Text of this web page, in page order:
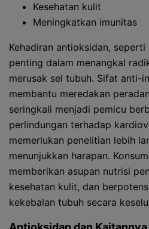
Kesehatan kulit
Meningkatkan imunitas
Kehadiran antioksidan,
penting dalam menangkal
merusak sel tubuh. Sifat anti-
membantu meredakan
seringkali menjadi pemicu
perlindungan terhadap
memerlukan penelitian lebih
menunjukkan harapan.
memberikan asupan nutrisi
kesehatan kulit, dan
kekebalan tubuh secara